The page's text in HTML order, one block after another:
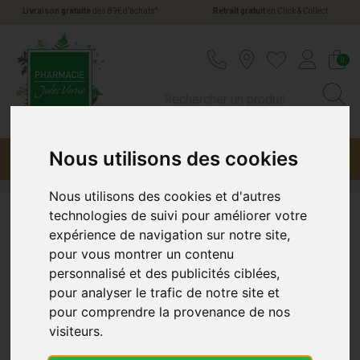
Nous utilisons des cookies
Nous utilisons des cookies et d'autres
technologies de suivi pour améliorer votre
expérience de navigation sur notre site,
pour vous montrer un contenu
personnalisé et des publicités ciblées,
pour analyser le trafic de notre site et
pour comprendre la provenance de nos
visiteurs.
Livraison gratuite dès 89€ d’achats * Retrait gratuiten Click & Collect
0
Menu Promotions
Gifrer